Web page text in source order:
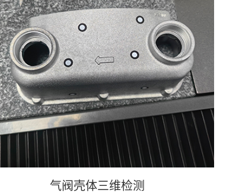
齿轮三维检测
气阀壳体三维检测